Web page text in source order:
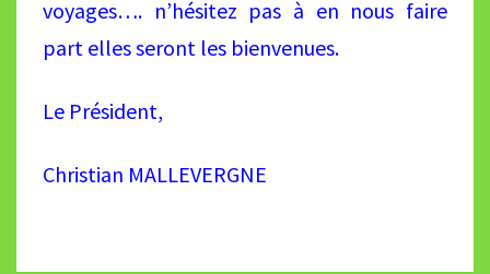
voyages…. n’hésitez pas à en nous faire
part elles seront les bienvenues.
Le Président,
Christian MALLEVERGNE